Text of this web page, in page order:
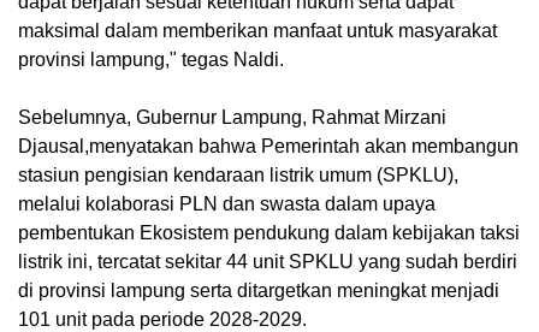
maksimal dalam memberikan manfaat untuk masyarakat
provinsi lampung," tegas Naldi.
Sebelumnya, Gubernur Lampung, Rahmat Mirzani
Djausal,menyatakan bahwa Pemerintah akan membangun
stasiun pengisian kendaraan listrik umum (SPKLU),
melalui kolaborasi PLN dan swasta dalam upaya
pembentukan Ekosistem pendukung dalam kebijakan taksi
listrik ini, tercatat sekitar 44 unit SPKLU yang sudah berdiri
di provinsi lampung serta ditargetkan meningkat menjadi
101 unit pada periode 2028-2029.